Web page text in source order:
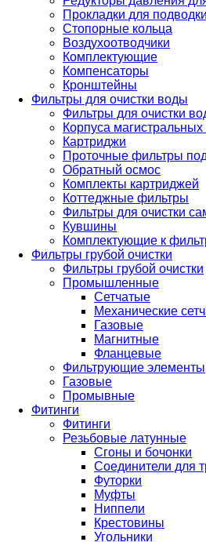
Прокладки для подводки
Стопорные кольца
Воздухоотводчики
Комплектующие
Компенсаторы
Кронштейны
Фильтры для очистки воды
Фильтры для очистки
Корпуса
Картриджи
Проточные фильтры
Обратный осмос
Комплекты картриджей
Коттеджные фильтры
Фильтры для очистки
Кувшины
Комплектующие к
Фильтры грубой очистки
Фильтры грубой очистки
Промышленные
Сетчатые
Механические
Газовые
Магнитные
Фланцевые
Фильтрующие элементы
Газовые
Промывные
Фитинги
Фитинги
Резьбовые латунные
Сгоны и бочонки
Соединители для
Футорки
Муфты
Ниппели
Крестовины
Угольники